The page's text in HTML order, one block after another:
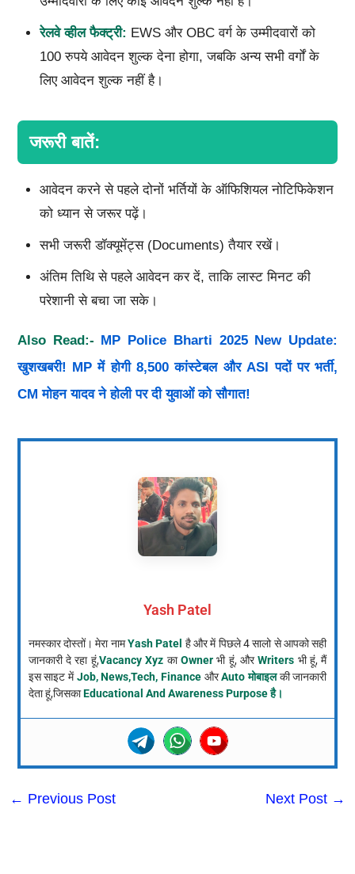
रेलवे व्हील फैक्ट्री: EWS और OBC वर्ग के उम्मीदवारों को
100 रुपये आवेदन शुल्क देना होगा, जबकि अन्य सभी वर्गों के
लिए आवेदन शुल्क नहीं है।
जरूरी बातें:
आवेदन करने से पहले दोनों भर्तियों के ऑफिशियल नोटिफिकेशन
को ध्यान से जरूर पढ़ें।
सभी जरूरी डॉक्यूमेंट्स (Documents) तैयार रखें।
अंतिम तिथि से पहले आवेदन कर दें, ताकि लास्ट मिनट की
परेशानी से बचा जा सके।
Also Read:- MP Police Bharti 2025 New Update:
खुशखबरी! MP में होगी 8,500 कांस्टेबल और ASI पदों पर भर्ती,
CM मोहन यादव ने होली पर दी युवाओं को सौगात!
Yash Patel
नमस्कार दोस्तों। मेरा नामYash Patel है और में पिछले 4 सालो से आपको सही
जानकारी दे रहा हूं,Vacancy Xyz काOwnerभी हूं, औरWriters भी हूं, मैं
इस साइट मेंJob, News,Tech, Finance औरAuto मोबाइलकी जानकारी
देता हूं,जिसकाEducational And Awareness Purpose है।
← Previous Post Next Post →